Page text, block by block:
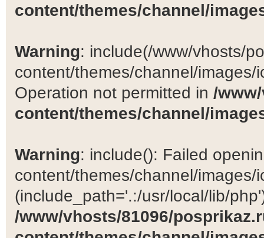
content/themes/channel/
Warning: include(/www/vhosts/
content/themes/channel/
Operation not permitted in /
content/themes/channel/
Warning: include(): Failed
content/themes/channel/images/
(include_path='.:/usr/local/lib/
/www/vhosts/81096/